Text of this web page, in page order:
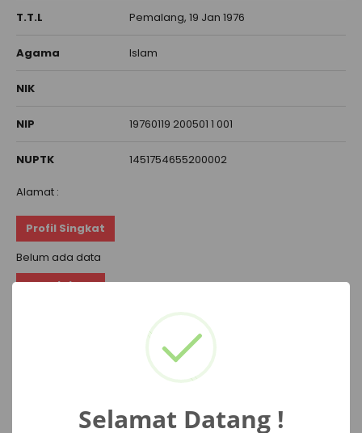
T.T.L Pemalang, 19 Jan 1976
Agama Islam
NIK
NIP 19760119 200501 1 001
NUPTK 1451754655200002
Alamat :
Profil Singkat
Belum ada data
Pendidikan
Selamat Datang !